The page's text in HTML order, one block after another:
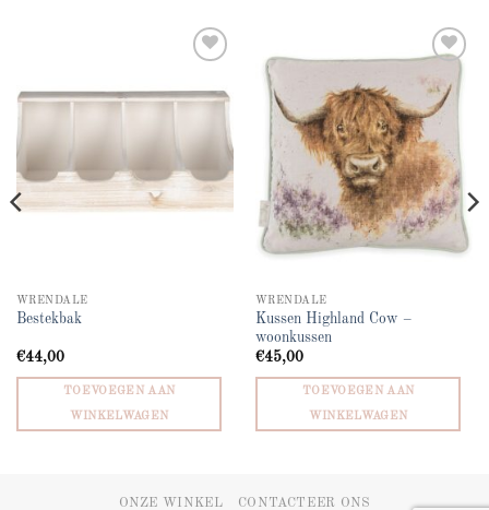
wishlist
WRENDALE
Bestekbak
€44,00
TOEVOEGEN AAN
WINKELWAGEN
Add to
wishlist
WRENDALE
Kussen Highland Cow –
woonkussen
€45,00
TOEVOEGEN AAN
WINKELWAGEN
ONZE WINKEL CONTACTEER ONS